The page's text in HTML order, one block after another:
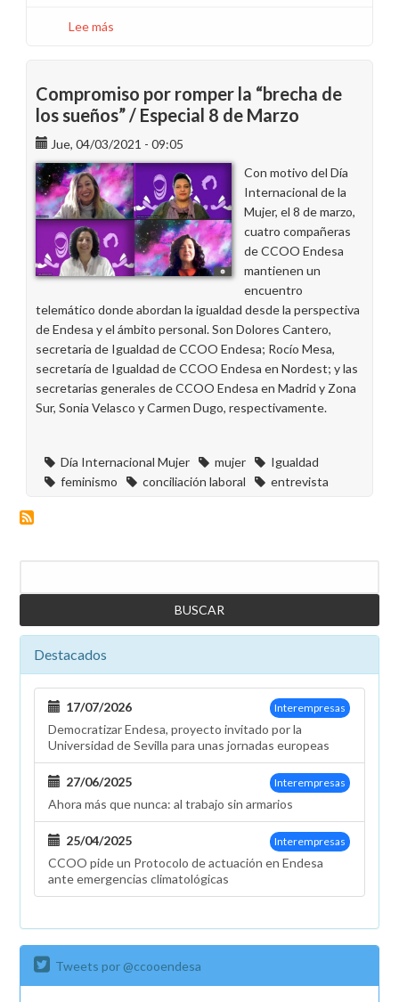
Lee más
Delegados
y
delegadas
de
CCOO
Endesa
unen
sus
voces
por
la
Compromiso por romper la “brecha de
los sueños” / Especial 8 de Marzo
Jue, 04/03/2021 - 09:05
Con motivo del Día
Internacional de la
Mujer, el 8 de marzo,
cuatro compañeras
de CCOO Endesa
mantienen un
encuentro
telemático donde abordan la igualdad desde la perspectiva
de Endesa y el ámbito personal. Son Dolores Cantero,
secretaria de Igualdad de CCOO Endesa; Rocío Mesa,
secretaría de Igualdad de CCOO Endesa en Nordest; y las
secretarias generales de CCOO Endesa en Madrid y Zona
Sur, Sonia Velasco y Carmen Dugo, respectivamente.
Día Internacional Mujer mujer
Igualdad
feminismo
conciliación laboral entrevista
Destacados
Interempresas
17/07/2026
Democratizar Endesa, proyecto invitado por la
Universidad de Sevilla para unas jornadas europeas
Interempresas
27/06/2025
Ahora más que nunca: al trabajo sin armarios
Interempresas
25/04/2025
CCOO pide un Protocolo de actuación en Endesa
ante emergencias climatológicas
Tweets por @ccooendesa